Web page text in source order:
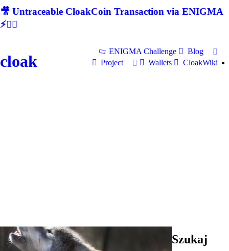
🎥 Untraceable CloakCoin Transaction via ENIGMA
⚡🕵‍♂
cloak
ENIGMA Challenge
Blog
Project
Wallets CloakWiki
Szukaj